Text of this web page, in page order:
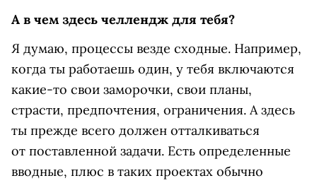
А в чем здесь челлендж для тебя?
Я думаю, процессы везде сходные. Например,
когда ты работаешь один, у тебя включаются
какие-то свои заморочки, свои планы,
страсти, предпочтения, ограничения. А здесь
ты прежде всего должен отталкиваться
от поставленной задачи. Есть определенные
вводные, плюс в таких проектах обычно